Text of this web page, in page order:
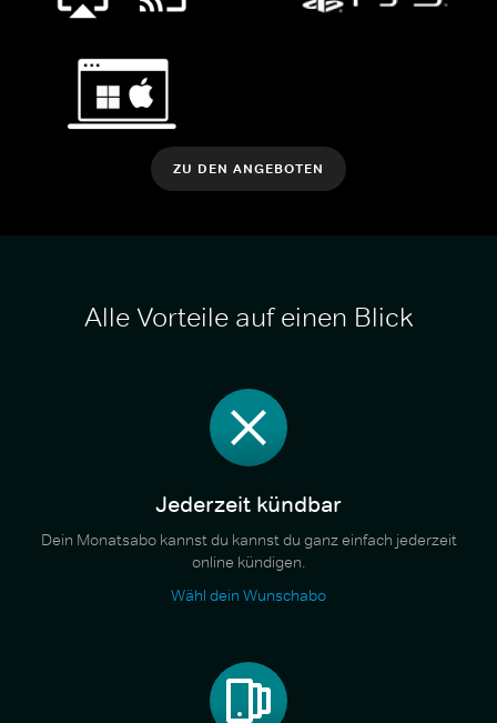
ZU DEN ANGEBOTEN
Alle Vorteile auf einen Blick
Jederzeit kündbar
Dein Monatsabo kannst du kannst du ganz einfach jederzeit
online kündigen.
Wähl dein Wunschabo